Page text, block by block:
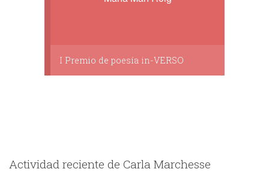
I Premio de poesía in-VERSO
Actividad reciente de Carla Marchesse